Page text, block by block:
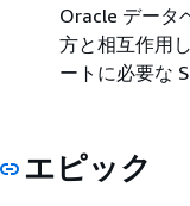
Oracle データ
方と相互作用
ートに必要な
エピック